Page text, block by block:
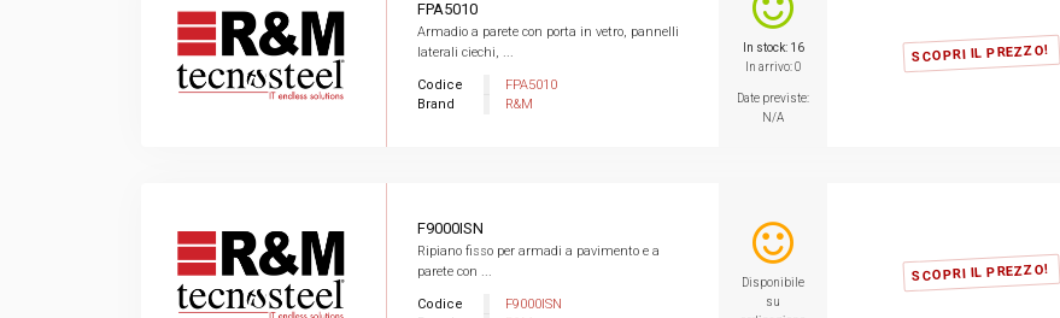
SCOPRI IL PREZZO!
FPA5010
Armadio a parete con porta in vetro, pannelli
laterali ciechi, ...
Codice
FPA5010
Brand
R&M
In stock: 16
In arrivo: 0
Date previste:
N/A
SCOPRI IL PREZZO!
F9000ISN
Ripiano fisso per armadi a pavimento e a
parete con ...
Codice
F9000ISN
Disponibile
su